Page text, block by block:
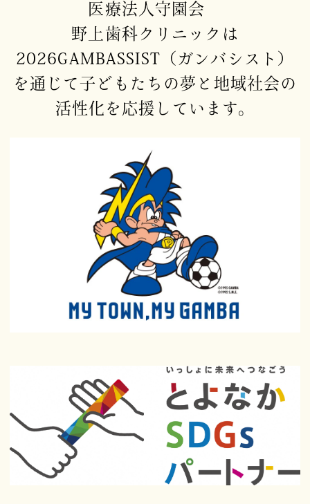
医療法人守園会
野上歯科クリニックは
2026GAMBASSIST（ガンバシスト）
を通じて子どもたちの夢と地域社会の
活性化を 応援しています。